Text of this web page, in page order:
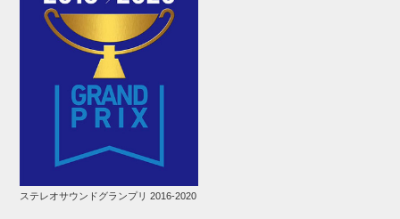
ステレオサウンドグランプリ 2016-2020